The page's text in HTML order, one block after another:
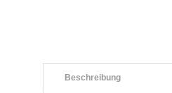
Beschreibung